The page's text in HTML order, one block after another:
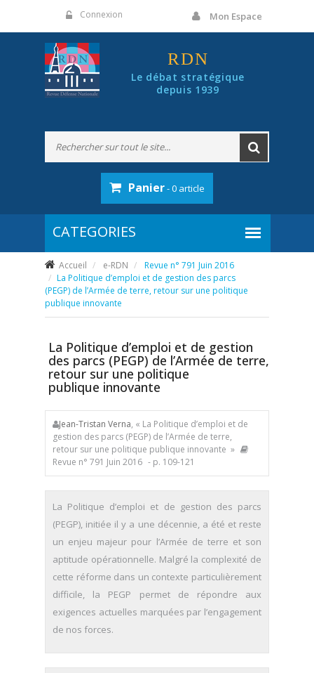
Connexion Mon Espace
RDN
Le débat stratégique
depuis 1939
Panier- 0 article
Accueil e-RDN
Revue n° 791 Juin 2016
La Politique d’emploi et de gestion des parcs
(PEGP) de l’Armée de terre, retour sur une politique
publique innovante
La Politique d’emploi et de gestion
des parcs (PEGP) de l’Armée de terre,
retour sur une politique
publique innovante
Jean-Tristan Verna, « La Politique d’emploi et de
gestion des parcs (PEGP) de l’Armée de terre,
retour sur une politique publique innovante »
Revue n° 791 Juin 2016 - p. 109-121
La Politique d’emploi et de gestion des parcs
(PEGP), initiée il y a une décennie, a été et reste
un enjeu majeur pour l’Armée de terre et son
aptitude opérationnelle. Malgré la complexité de
cette réforme dans un contexte particulièrement
difficile, la PEGP permet de répondre aux
exigences actuelles marquées par l’engagement
de nos forces.